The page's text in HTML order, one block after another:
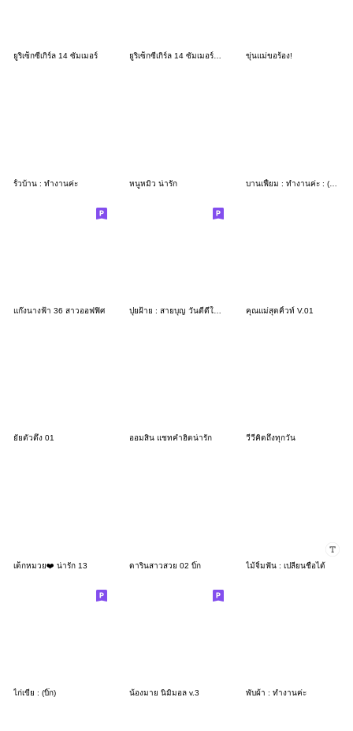
ยูริเซ็กซี่เกิร์ล 14 ซัมเมอร์ ยูริเซ็กซี่เกิร์ล 14 ซัมเมอร์ บิ๊ก ขุ่นแม่ขอร้อง!
รั้วบ้าน : ทำงานค่ะ หนูหมิว น่ารัก บานเฟี้ยม : ทำงานค่ะ : (บิ๊ก)
แก๊งนางฟ้า 36 สาวออฟฟิศ คุณแม่สุดคิ้วท์ V.01
ยัยตัวตึง 01 ออมสิน แชทคำฮิตน่ารัก วีวี่คิดถึงทุกวัน
เด็กหมวย❤️ น่ารัก 13 ดารินสาวสวย 02 บิ๊ก ไม้จิ้มฟัน : เปลี่ยนชื่อได้
ไก่เขี่ย : (บิ๊ก) น้องมาย นิมิมอล v.3 พับผ้า : ทำงานค่ะ